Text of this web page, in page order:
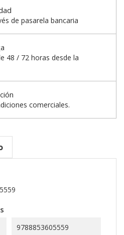
de pasarela bancaria
48 / 72 horas desde la
comerciales.
9788853605559